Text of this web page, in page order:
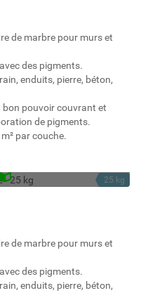
de marbre pour murs et
des pigments.
enduits, pierre, béton,
bon pouvoir couvrant et
de pigments.
par couche.
25 kg
de marbre pour murs et
des pigments.
enduits, pierre, béton,